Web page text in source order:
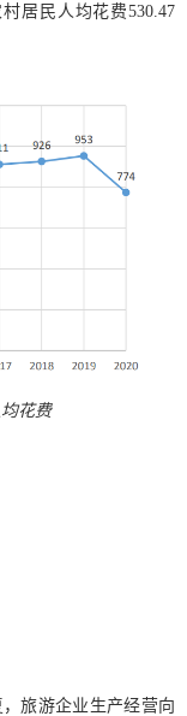
居民人均花费530.47
花费
旅游企业生产经营向